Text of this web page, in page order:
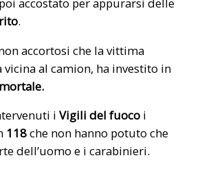
.
accortosi che la vittima
vicina al camion, ha investito in
iVigili del fuoco i
118che non hanno potuto che
dell’uomo e i carabinieri.